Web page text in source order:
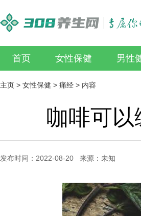
首页 女性保健 男性
主页 > 女性保健 > 痛经 > 内容
咖啡可
发布时间：2022-08-20 来源：未知